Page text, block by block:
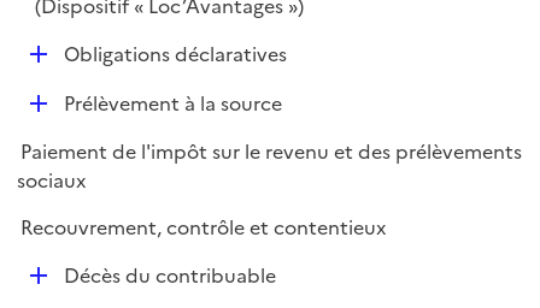
e
r
(Dispositif « Loc’Avantages »)
D
i
e
r
Obligations déclaratives
D
p
l
i
Prélèvement à la source
Paiement de l'impôt sur le revenu et des prélèvements
sociaux
Recouvrement, contrôle et contentieux
DDécès du contribuable